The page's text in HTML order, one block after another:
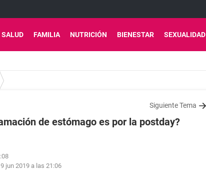
SALUD FAMILIA NUTRICIÓN BIENESTAR SEXUALIDAD
Siguiente Tema
de estómago es por la postday?
jun 2019 a las 21:06